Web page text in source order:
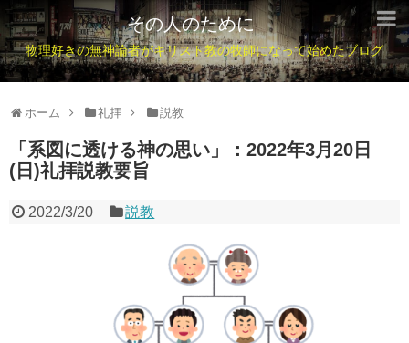
その人のために
物理好きの無神論者がキリスト教の牧師になって始めたブログ
ホーム 礼拝 説教
「系図に透ける神の思い」：2022年3月20日
(日)礼拝説教要旨
2022/3/20 説教